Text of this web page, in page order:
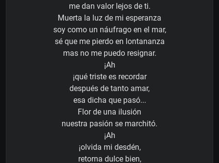
me dan valor lejos de ti.
Muerta la luz de mi esperanza
soy como un náufrago en el mar,
sé que me pierdo en lontananza
mas no me puedo resignar.
¡Ah
¡qué triste es recordar
después de tanto amar,
esa dicha que pasó...
Flor de una ilusión
nuestra pasión se marchitó.
¡Ah
¡olvida mi desdén,
retorna dulce bien,